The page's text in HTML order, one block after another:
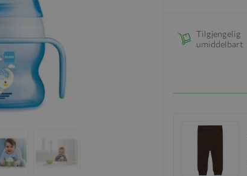
Tilgjengelig
umiddelbart